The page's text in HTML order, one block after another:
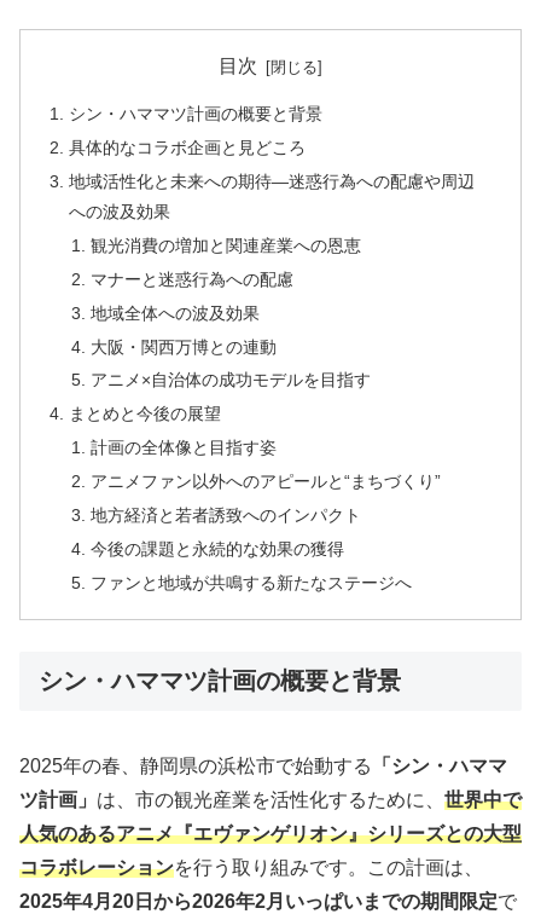
目次
シン・ハママツ計画の概要と背景
具体的なコラボ企画と見どころ
地域活性化と未来への期待—迷惑行為への配慮や周辺
への波及効果
観光消費の増加と関連産業への恩恵
マナーと迷惑行為への配慮
地域全体への波及効果
大阪・関西万博との連動
アニメ×自治体の成功モデルを目指す
まとめと今後の展望
計画の全体像と目指す姿
アニメファン以外へのアピールと“まちづくり”
地方経済と若者誘致へのインパクト
今後の課題と永続的な効果の獲得
ファンと地域が共鳴する新たなステージへ
シン・ハママツ計画の概要と背景
2025年の春、静岡県の浜松市で始動する
「シン・ハママ
ツ計画」 は、市の観光産業を活性化するために、 世界中で
人気のあるアニメ『エヴァンゲリオン』シリーズとの大型
コラボレーションを行う取り組みです。この計画は、
2025年4月20日から2026年2月いっぱいまでの期間限定で